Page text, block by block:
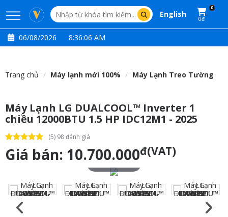
English
0
0đ
06/08/2026 8:36:07 AM
Trang chủ Máy lạnh mới 100% Máy Lạnh Treo Tường
Máy Lạnh LG DUALCOOL™ Inverter 1
chiều 12000BTU 1.5 HP IDC12M1 - 2025
(5) 98 đánh giá
Giá bán: 10.700.000đ(VAT)